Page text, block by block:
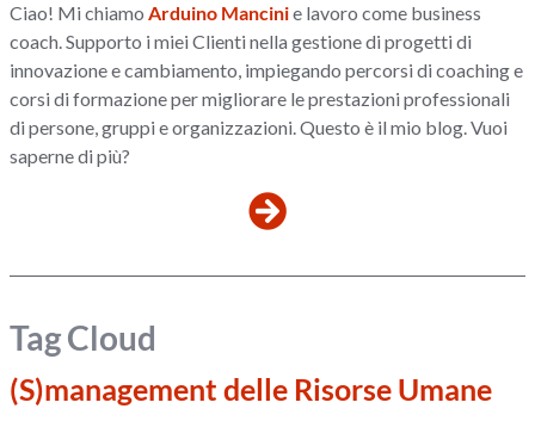
Ciao! Mi chiamoArduino Mancinie lavoro come business
coach. Supporto i miei Clienti nella gestione di progetti di
innovazione e cambiamento, impiegando percorsi di coaching e
corsi di formazione per migliorare le prestazioni professionali
di persone, gruppi e organizzazioni. Questo è il mio blog. Vuoi
saperne di più?
Tag Cloud
(S)management delle Risorse Umane